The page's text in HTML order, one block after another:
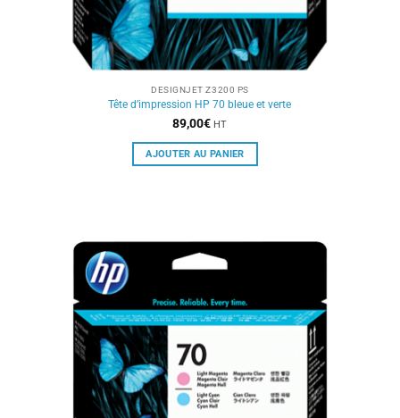
DESIGNJET Z3200 PS
Tête d’impression HP 70 bleue et verte
89,00€ HT
AJOUTER AU PANIER